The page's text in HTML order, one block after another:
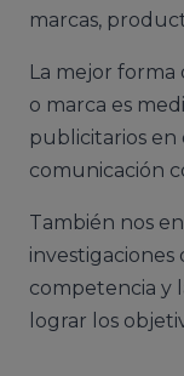
marcas,
La mejor
o marca es
publicitarios en
comunicación
También nos
investigaciones
competencia y
lograr los